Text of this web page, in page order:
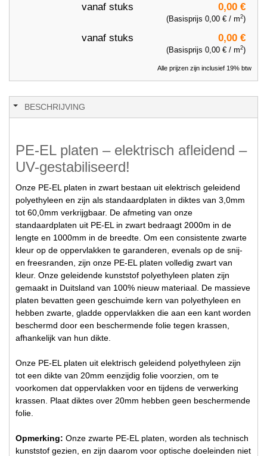
vanaf stuks 0,00 €
(Basisprijs 0,00 € / m2)
vanaf stuks 0,00 €
(Basisprijs 0,00 € / m2)
Alle prijzen zijn inclusief 19% btw
BESCHRIJVING
PE-EL platen – elektrisch afleidend –
UV-gestabiliseerd!
Onze PE-EL platen in zwart bestaan uit elektrisch geleidend
polyethyleen en zijn als standaardplaten in diktes van 3,0mm
tot 60,0mm verkrijgbaar. De afmeting van onze
standaardplaten uit PE-EL in zwart bedraagt 2000m in de
lengte en 1000mm in de breedte. Om een consistente zwarte
kleur op de oppervlakken te garanderen, evenals op de snij-
en freesranden, zijn onze PE-EL platen volledig zwart van
kleur. Onze geleidende kunststof polyethyleen platen zijn
gemaakt in Duitsland van 100% nieuw materiaal. De massieve
platen bevatten geen geschuimde kern van polyethyleen en
hebben zwarte, gladde oppervlakken die aan een kant worden
beschermd door een beschermende folie tegen krassen,
afhankelijk van hun dikte.
Onze PE-EL platen uit elektrisch geleidend polyethyleen zijn
tot een dikte van 20mm eenzijdig folie voorzien, om te
voorkomen dat oppervlakken voor en tijdens de verwerking
krassen. Plaat diktes over 20mm hebben geen beschermende
folie.
Opmerking: Onze zwarte PE-EL platen, worden als technisch
kunststof gezien, en zijn daarom voor optische doeleinden niet